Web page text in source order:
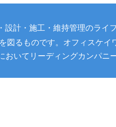
設計・施工・維持管理のライ
図るものです。オフィスケ
おいてリーディングカンパニ